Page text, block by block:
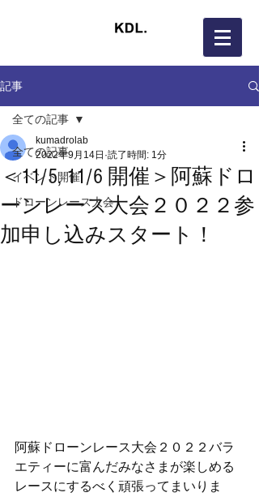
記事
全ての記事
イベント開催
ドローンレース大会
全ての記事
＜11/5, 11/6 開催＞阿蘇ドロ
ーンレース大会２０２２参
加申し込みスタート！
kumadrolab
2022年9月14日 読了時間: 1分
阿蘇ドローンレース大会２０２２バラ
エティーに富んだみなさまが楽しめる
レースにするべく頑張ってまいりま